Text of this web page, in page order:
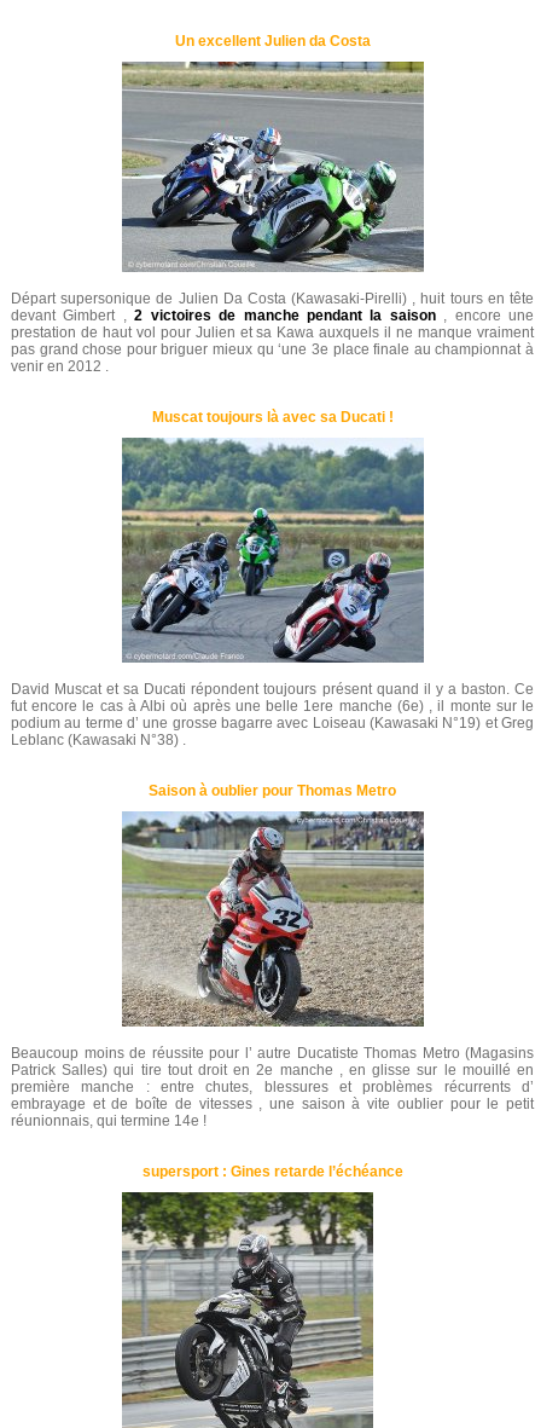
Un excellent Julien da Costa
Départ supersonique de Julien Da Costa (Kawasaki-Pirelli) , huit tours en tête
devant Gimbert ,2 victoires de manche pendant la saison, encore une
prestation de haut vol pour Julien et sa Kawa auxquels il ne manque vraiment
pas grand chose pour briguer mieux qu ‘une 3e place finale au championnat à
venir en 2012 .
Muscat toujours là avec sa Ducati !
David Muscat et sa Ducati répondent toujours présent quand il y a baston. Ce
fut encore le cas à Albi où après une belle 1ere manche (6e) , il monte sur le
podium au terme d’ une grosse bagarre avec Loiseau (Kawasaki N°19) et Greg
Leblanc (Kawasaki N°38) .
Saison à oublier pour Thomas Metro
Beaucoup moins de réussite pour l’ autre Ducatiste Thomas Metro (Magasins
Patrick Salles) qui tire tout droit en 2e manche , en glisse sur le mouillé en
première manche : entre chutes, blessures et problèmes récurrents d’
embrayage et de boîte de vitesses , une saison à vite oublier pour le petit
réunionnais, qui termine 14e !
supersport : Gines retarde l’échéance